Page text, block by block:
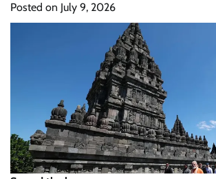
Posted on July 9, 2026